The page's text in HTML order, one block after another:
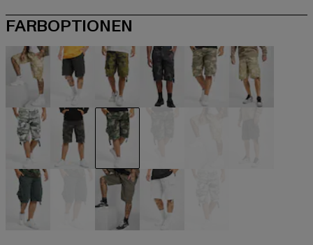
FARBOPTIONEN
beige schwarzcamouflage
camouflagecamouflagecamouflagecamouflage